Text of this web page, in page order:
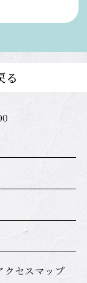
る
クセスマップ